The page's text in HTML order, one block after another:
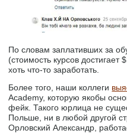
По словам заплативших за
(стоимость курсов
хоть что-то заработать.
Более того, наши коллеги
Academy, которую якобы
фейк. Такого юрлица не
Польше, ни в любой другой
Орловский Александр,